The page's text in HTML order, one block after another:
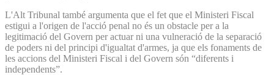
L'Alt Tribunal també argumenta que el fet que el Ministeri Fiscal
estigui a l'origen de l'acció penal no és un obstacle per a la
legitimació del Govern per actuar ni una vulneració de la separació
de poders ni del principi d'igualtat d'armes, ja que els fonaments de
les accions del Ministeri Fiscal i del Govern són “diferents i
independents”.